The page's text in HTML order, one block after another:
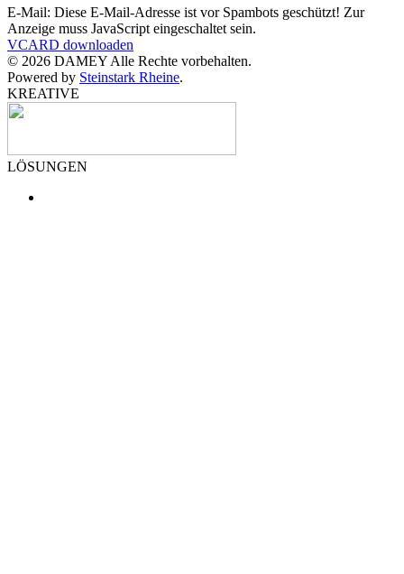
E-Mail: Diese E-Mail-Adresse ist vor Spambots geschützt! Zur
Anzeige muss JavaScript eingeschaltet sein.
VCARD downloaden
© 2026 DAMEY Alle Rechte vorbehalten.
Powered by Steinstark Rheine.
KREATIVE
LÖSUNGEN